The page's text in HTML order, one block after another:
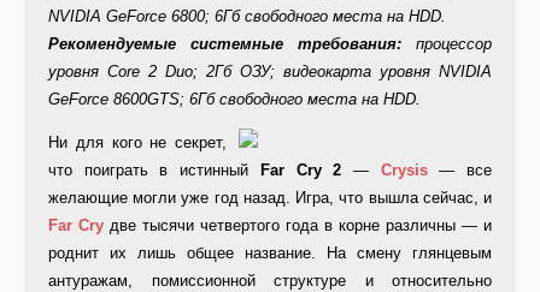
NVIDIA GeForce 6800; 6Гб свободного места на HDD.
Рекомендуемые системные требования: процессор
уровня Core 2 Duo; 2Гб ОЗУ; видеокарта уровня NVIDIA
GeForce 8600GTS; 6Гб свободного места на HDD.
Ни для кого не секрет,
что поиграть в истинный
Far Cry 2 — Crysis— все
желающие могли уже год назад. Игра, что вышла сейчас, и
Far Cry две тысячи четвертого года в корне различны — и
роднит их лишь общее название. На смену глянцевым
антуражам, помиссионной структуре и относительно